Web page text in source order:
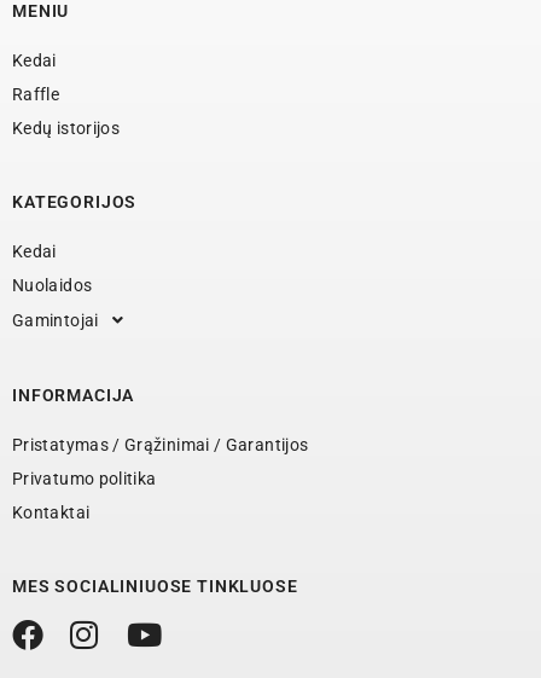
MENIU
Kedai
Raffle
Kedų istorijos
KATEGORIJOS
Kedai
Nuolaidos
Gamintojai
INFORMACIJA
Pristatymas / Grąžinimai / Garantijos
Privatumo politika
Kontaktai
MES SOCIALINIUOSE TINKLUOSE